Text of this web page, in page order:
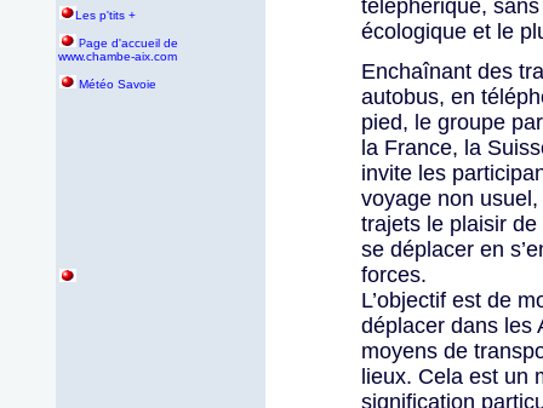
Les p'tits +
Page d'accueil de
www.chambe-aix.com
Météo Savoie
téléphérique,
écologique et le
Enchaînant des
autobus, en
pied, le groupe
la France, la
invite les
voyage non
trajets le plaisir
se déplacer en
forces.
L’objectif est de
déplacer dans les
moyens de
lieux. Cela est un
signification